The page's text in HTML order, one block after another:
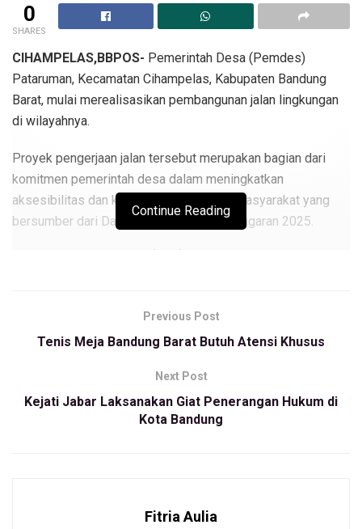
0
SHARES
CIHAMPELAS,BBPOS- Pemerintah Desa (Pemdes)
Pataruman, Kecamatan Cihampelas, Kabupaten Bandung
Barat, mulai merealisasikan pembangunan jalan lingkungan
di wilayahnya.
Proyek pengerjaan jalan tersebut merupakan bagian dari
komitmen pemerintah desa dalam meningkatkan
aksesibilitas dan kenyamanan aktivitas masyarakat yang
bersumber dari Dana Desa (DD) tahun anggaran 2025.
Tim Pelaksana Kegiatan (TPK) Desa Pataruman, Kenal
dan lebar 1,2 meter yang tersebar di 12 titik.
“Alhamdulillah, pembangunan jalan lingkungan telah kami
realisasikan dengan baik. Proyek ini dibiayai dari Dana Desa
2025,” katanya, Selasa (29/04/2025).
Ia menambahkan, hotmix atau pengaspalan dilakukan di
“Infrastruktur ini merupakan akses utama bagi masyarakat
Continue Reading
Previous Post
Tenis Meja Bandung Barat Butuh Atensi Khusus
Next Post
Kejati Jabar Laksanakan Giat Penerangan Hukum di
Kota Bandung
Fitria Aulia